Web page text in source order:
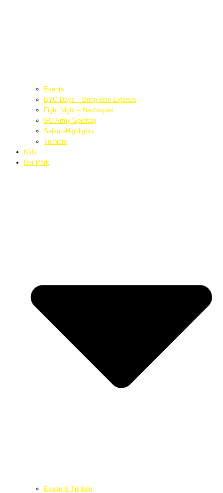
Events
BYO Days – Bring dein Eigenes
Fight Night – Nachtspiel
GO Army Spieltag
Saison-Highlights
Turniere
Kids
Der Park
Essen & Trinken